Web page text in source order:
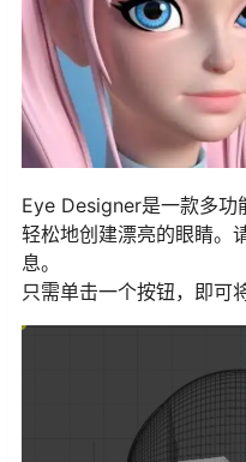
Eye Designer是一款多功
轻松地创建漂亮的眼睛。
息。
只需单击一个按钮，即可